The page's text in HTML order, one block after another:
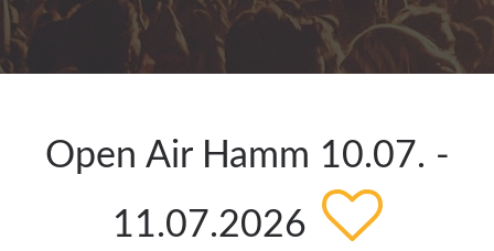
Open Air Hamm 10.07. -
11.07.2026